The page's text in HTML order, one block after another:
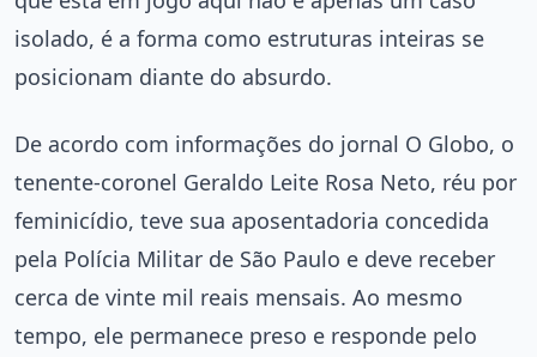
isolado, é a forma como estruturas inteiras se
posicionam diante do absurdo.
De acordo com informações do jornal O Globo, o
tenente-coronel Geraldo Leite Rosa Neto, réu por
feminicídio, teve sua aposentadoria concedida
pela Polícia Militar de São Paulo e deve receber
cerca de vinte mil reais mensais. Ao mesmo
tempo, ele permanece preso e responde pelo